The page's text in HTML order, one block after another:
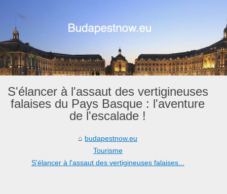
S'élancer à l'assaut des vertigineuses
falaises du Pays Basque : l'aventure
de l'escalade !
budapestnow.eu
Tourisme
S'élancer à l'assaut des vertigineuses falaises...